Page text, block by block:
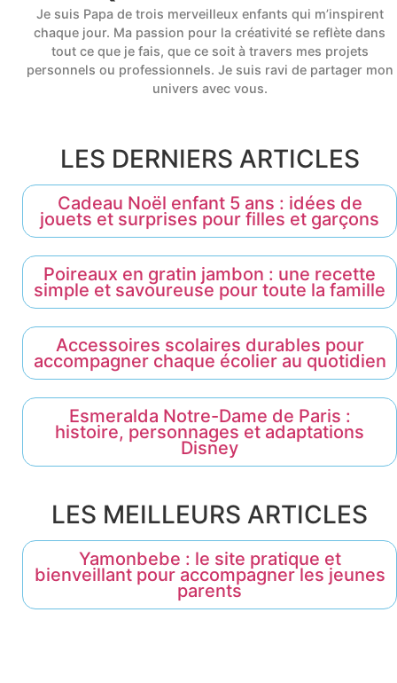
Je suis Papa de trois merveilleux enfants qui m’inspirent
chaque jour. Ma passion pour la créativité se reflète dans
tout ce que je fais, que ce soit à travers mes projets
personnels ou professionnels. Je suis ravi de partager mon
univers avec vous.
LES DERNIERS ARTICLES
Cadeau Noël enfant 5 ans : idées de
jouets et surprises pour filles et garçons
Poireaux en gratin jambon : une recette
simple et savoureuse pour toute la famille
Accessoires scolaires durables pour
accompagner chaque écolier au quotidien
Esmeralda Notre-Dame de Paris :
histoire, personnages et adaptations
Disney
LES MEILLEURS ARTICLES
Yamonbebe : le site pratique et
bienveillant pour accompagner les jeunes
parents